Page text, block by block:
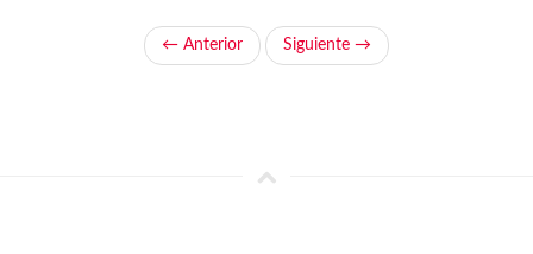
← Anterior Siguiente →